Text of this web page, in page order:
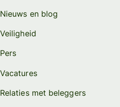
Nieuws en blog
Veiligheid
Pers
Vacatures
Relaties met beleggers